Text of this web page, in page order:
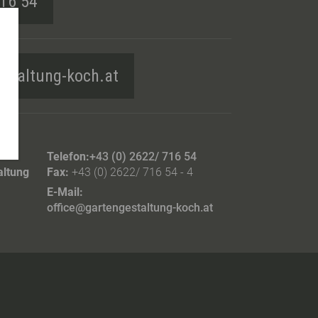
koch.at
Telefon:+43 (0) 2622/ 716 54
Fax: +43 (0) 2622/ 716 54 - 4
E-Mail:
office@gartengestaltung-koch.at